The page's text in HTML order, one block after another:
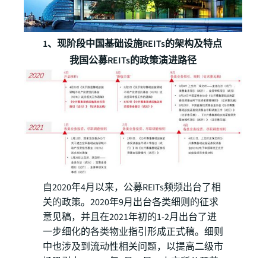
1、现阶段中国基础设施REITs的架构及特点
我国公募REITs的政策演进路径
自2020年4月以来，公募REITs频频出台了相
关的政策。2020年9月出台各类细则的征求
意见稿，并且在2021年初的1-2月出台了进
一步细化的各类物业指引形成正式稿。细则
中也涉及到流动性相关问题，以提高二级市